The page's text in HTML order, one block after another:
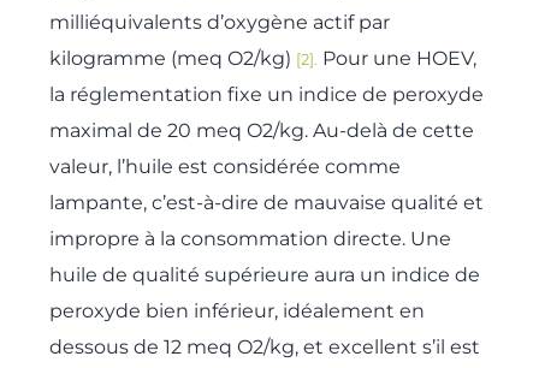
milliéquivalents d’oxygène actif par
kilogramme (meq O2/kg) [2]. Pour une HOEV,
la réglementation fixe un indice de peroxyde
maximal de 20 meq O2/kg. Au-delà de cette
valeur, l’huile est considérée comme
lampante, c’est-à-dire de mauvaise qualité et
impropre à la consommation directe. Une
huile de qualité supérieure aura un indice de
peroxyde bien inférieur, idéalement en
dessous de 12 meq O2/kg, et excellent s’il est